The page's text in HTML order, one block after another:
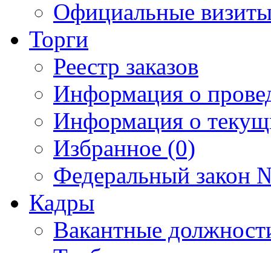
Официальные
Торги
Реестр заказов
Информация о
Информация о
Избранное (0)
Федеральный закон
Кадры
Вакантные